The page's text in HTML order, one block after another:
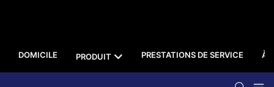
DOMICILE PRODUIT PRESTATIONS DE SERVICE À